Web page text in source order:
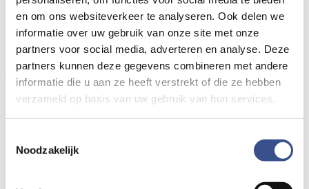
en om ons websiteverkeer te analyseren. Ook delen we
informatie over uw gebruik van onze site met onze
partners voor social media, adverteren en analyse. Deze
partners kunnen deze gegevens combineren met andere
informatie die u aan ze heeft verstrekt of die ze hebben
verzameld op basis van uw gebruik van hun services.
Noodzakelijk